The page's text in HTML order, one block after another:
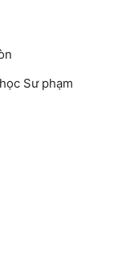
Sư phạm